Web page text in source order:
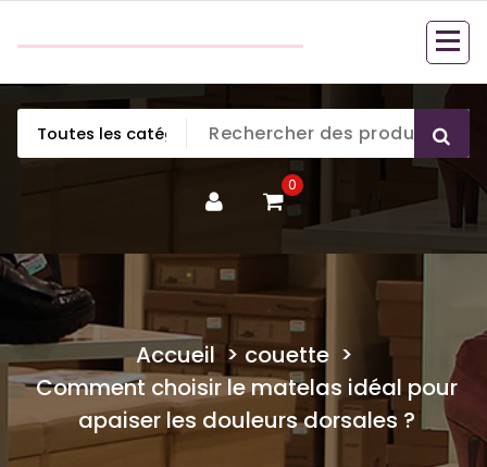
0
Accueil> couette>
Comment choisir le matelas idéal pour
apaiser les douleurs dorsales ?